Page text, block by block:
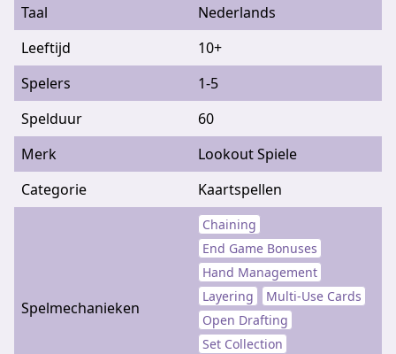
Taal
Nederlands
Leeftijd
10+
Spelers
1-5
Spelduur
60
Merk
Lookout Spiele
Categorie
Kaartspellen
Spelmechanieken
Chaining
End Game Bonuses
Hand Management
Layering
Multi-Use Cards
Open Drafting
Set Collection